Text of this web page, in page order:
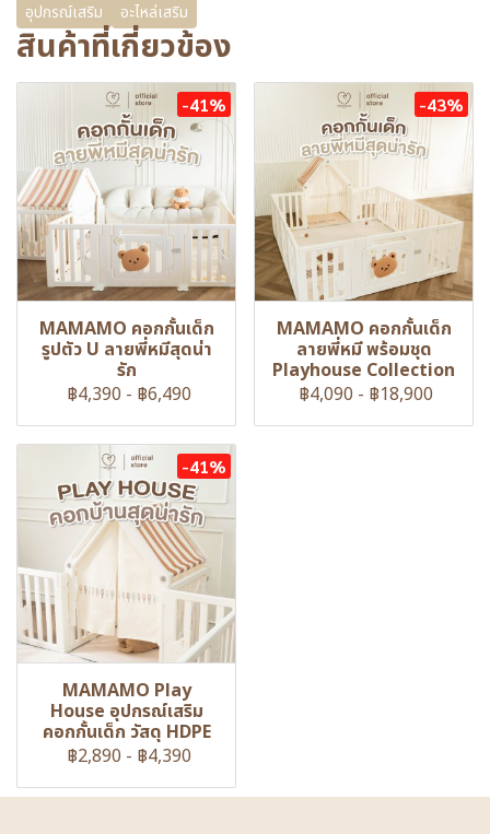
อุปกรณ์เสริม
อะไหล่เสริม
สินค้าที่เกี่ยวข้อง
-41%
MAMAMO คอกกั้นเด็ก
รูปตัว U ลายพี่หมีสุดน่า
รัก
฿4,390 - ฿6,490
-43%
MAMAMO คอกกั้นเด็ก
ลายพี่หมี พร้อมชุด
Playhouse Collection
฿4,090 - ฿18,900
-41%
MAMAMO Play
House อุปกรณ์เสริม
คอกกั้นเด็ก วัสดุ HDPE
฿2,890 - ฿4,390